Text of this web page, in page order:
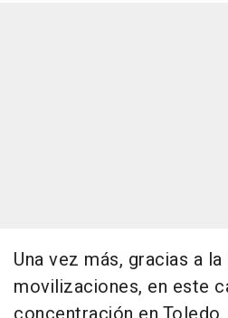
Una vez más, gracias a
movilizaciones, en este